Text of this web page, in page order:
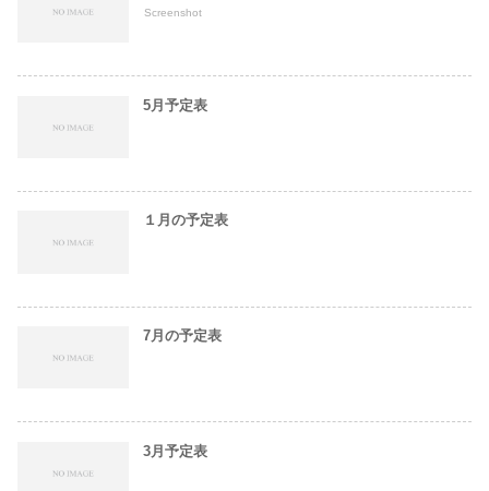
Screenshot
5月予定表
１月の予定表
7月の予定表
3月予定表